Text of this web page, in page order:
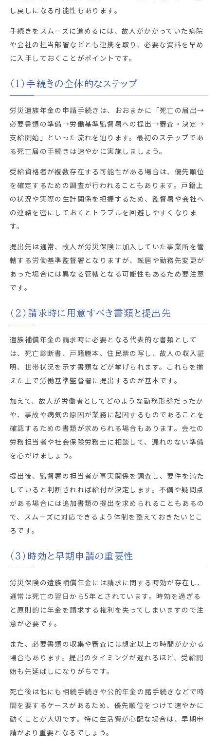
し戻しになる可能性もあります。
手続きをスムーズに進めるには、故人がかかっていた病院
や会社の担当部署などとも連携を取り、必要な資料を早め
に入手しておくことがポイントです。
（1）手続きの全体的なステップ
労災遺族年金の申請手続きは、おおまかに「死亡の届出→
必要書類の準備→労働基準監督署への提出→審査・決定→
支給開始」といった流れを辿ります。最初のステップであ
る死亡届の手続きは速やかに実施しましょう。
受給資格者が複数存在する可能性がある場合は、優先順位
を確定するための調査が行われることもあります。戸籍上
の状況や実際の生計関係を把握するため、監督署や会社へ
の連絡を密にしておくとトラブルを回避しやすくなりま
す。
提出先は通常、故人が労災保険に加入していた事業所を管
轄する労働基準監督署となりますが、転居や勤務先変更が
あった場合には異なる管轄となる可能性もあるため要注意
です。
（2）請求時に用意すべき書類と提出先
遺族補償年金の請求時に必要となる代表的な書類として
は、死亡診断書、戸籍謄本、住民票の写し、故人の収入証
明、世帯状況を示す書類などが挙げられます。これらを揃
えた上で労働基準監督署に提出するのが基本です。
加えて、故人が労働者としてどのような勤務形態だったか
や、事故や病気の原因が業務に起因するものであることを
確認するための書類が求められる場合もあります。会社の
労務担当者や社会保険労務士に相談して、漏れのない準備
を心がけましょう。
提出後、監督署の担当者が事実関係を調査し、要件を満た
していると判断されれば給付が決定します。不備や疑問点
がある場合には追加書類の提出を求められることもあるの
で、スムーズに対応できるよう体制を整えておきたいとこ
ろです。
（3）時効と早期申請の重要性
労災保険の遺族補償年金には請求に関する時効が存在し、
通常は死亡の翌日から5年とされています。時効を過ぎる
と原則的に年金を請求する権利を失ってしまいますので注
意が必要です。
また、必要書類の収集や審査には想定以上の時間がかかる
場合もあります。提出のタイミングが遅れるほど、受給開
始も先延ばしになりがちです。
死亡後は他にも相続手続きや公的年金の諸手続きなどで時
間を要するケースがあるため、優先順位をつけて速やかに
動くことが大切です。特に生活費が心配な場合は、早期申
請がより重要となるでしょう。